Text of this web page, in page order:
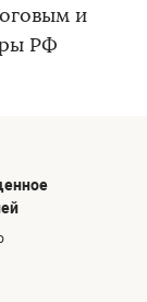
и
РФ